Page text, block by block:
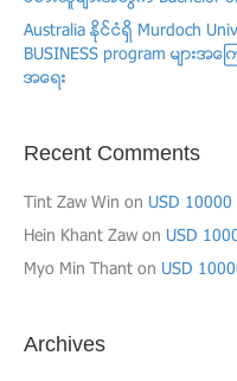
Australia ႏိုင္ငံရွိ Murdoch
BUSINESS program မ်ားအ
အေရး
Recent Comments
Tint Zaw Win on USD
Hein Khant Zaw on USD
Myo Min Thant on USD
Archives